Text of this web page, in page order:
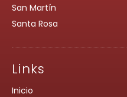
San Martín
Santa Rosa
Links
Inicio